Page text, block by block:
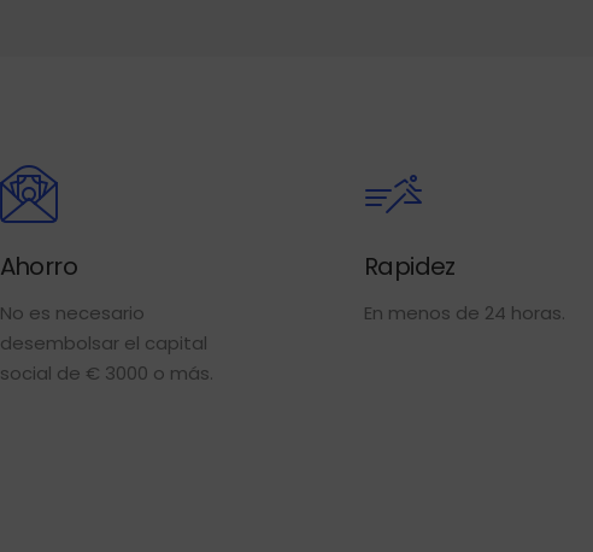
Ahorro
No es necesario
desembolsar el capital
social de € 3000 o más.
Rapidez
En menos de 24 horas.